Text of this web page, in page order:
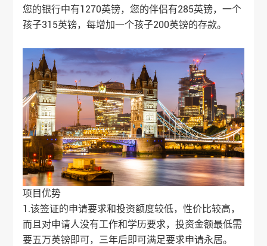
您的银行中有1270英镑，您的伴侣有285英镑，一个
孩子315英镑，每增加一个孩子200英镑的存款。
项目优势
1.该签证的申请要求和投资额度较低，性价比较高，
而且对申请人没有工作和学历要求，投资金额最低需
要五万英镑即可，三年后即可满足要求申请永居。